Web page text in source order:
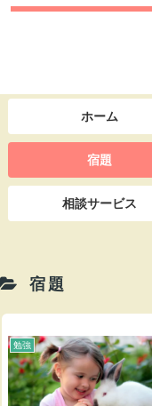
ホーム
宿題
相談サービス
宿題
勉強